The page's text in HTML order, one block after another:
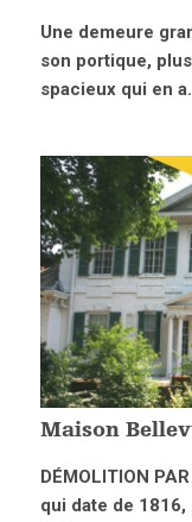
Une demeure
son portique,
spacieux qui en
Maison
DÉMOLITION
qui date de